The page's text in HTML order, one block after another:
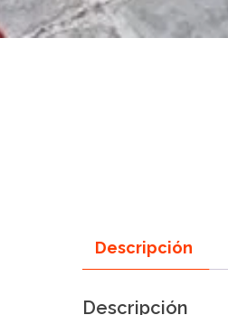
Descripción
Descripción